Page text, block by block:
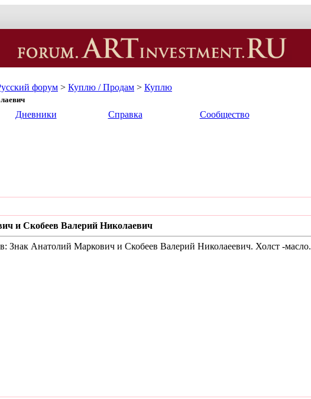
форум > Куплю / Продам > Куплю
Дневники Справка Сообщество
и Скобеев Валерий Николаевич
Знак Анатолий Маркович и Скобеев Валерий Николаеевич. Холст -масло.